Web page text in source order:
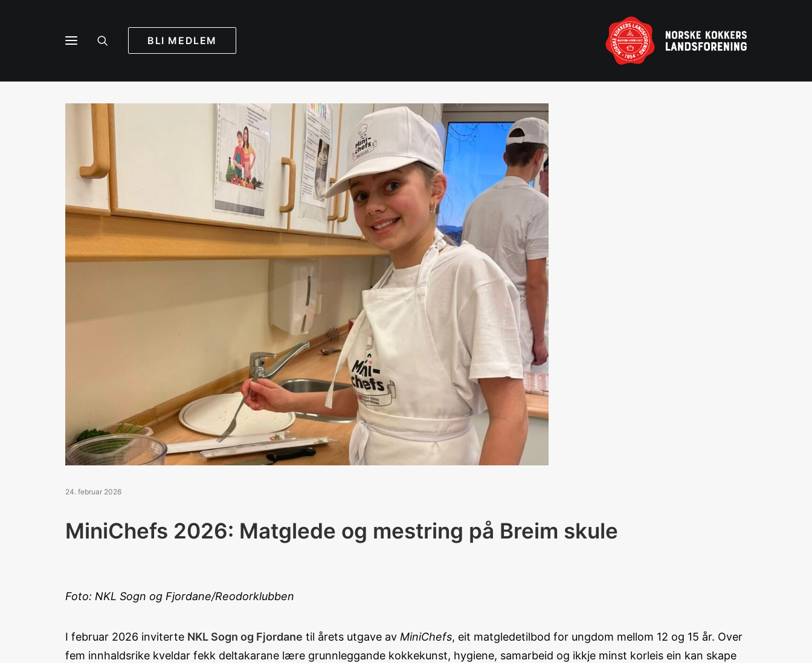
BLI MEDLEM
24. februar 2026
MiniChefs 2026: Matglede og mestring på Breim skule
Foto: NKL Sogn og Fjordane/Reodorklubben
I februar 2026 inviterte NKL Sogn og Fjordane til årets utgave av MiniChefs, eit matgledetilbod for ungdom mellom 12 og 15 år. Over
fem innhaldsrike kveldar fekk deltakarane lære grunnleggande kokkekunst, hygiene, samarbeid og ikkje minst korleis ein kan skape